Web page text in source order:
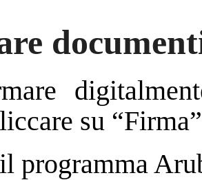
su “Firma”
programma